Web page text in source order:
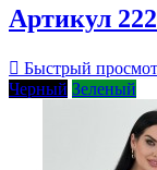
Артикул
 Быстрый
Черный Зеленый